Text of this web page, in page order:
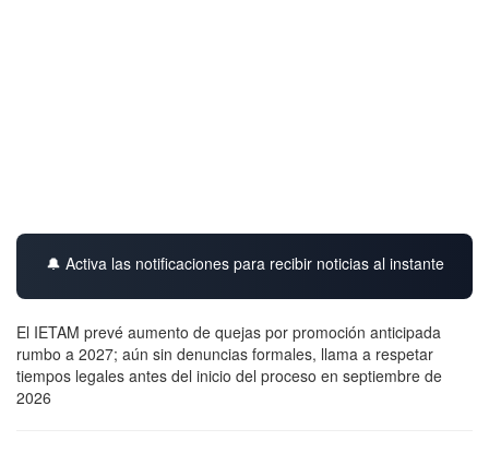
🔔 Activa las notificaciones para recibir noticias al instante
El IETAM prevé aumento de quejas por promoción anticipada
rumbo a 2027; aún sin denuncias formales, llama a respetar
tiempos legales antes del inicio del proceso en septiembre de
2026